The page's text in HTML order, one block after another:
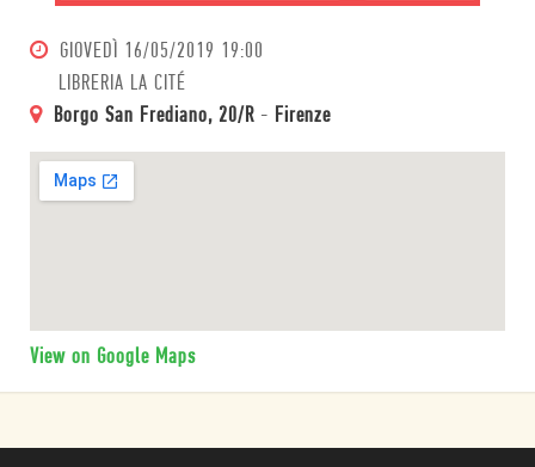
GIOVEDÌ 16/05/2019 19:00
LIBRERIA LA CITÉ
Borgo San Frediano, 20/R - Firenze
View on Google Maps